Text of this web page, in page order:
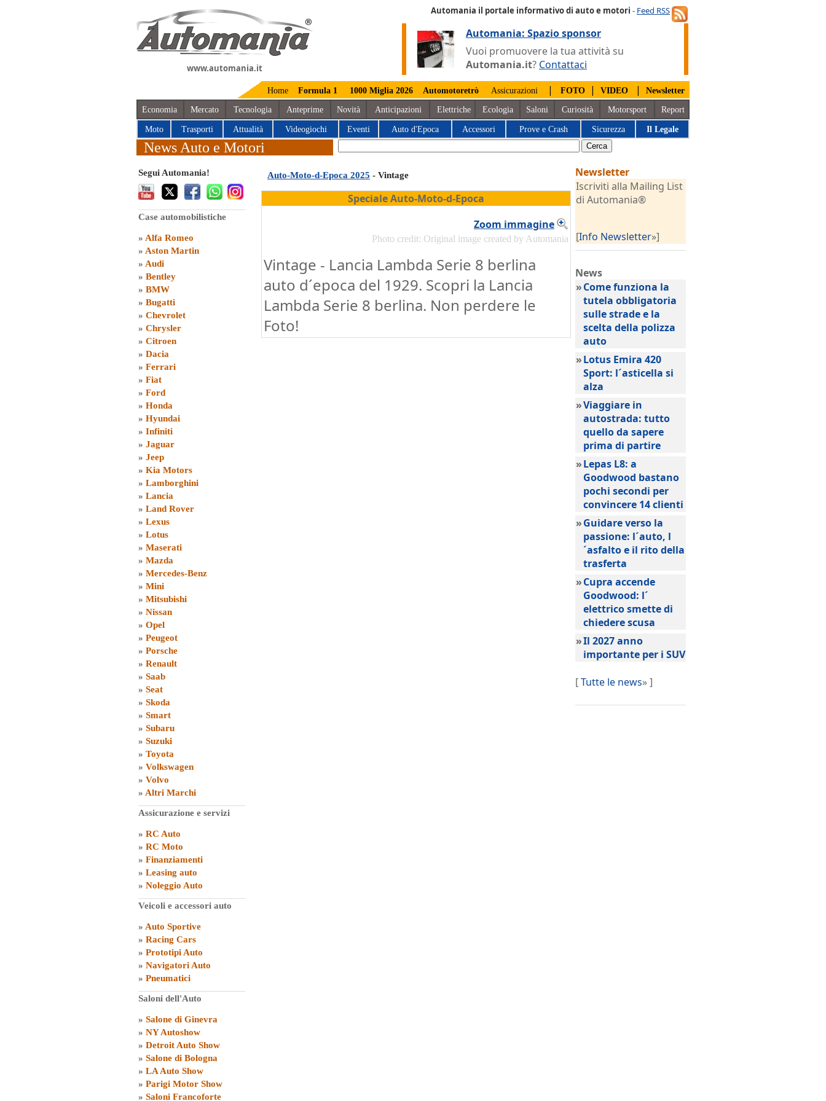
www.automania.it
Automania il portale informativo di auto e motori - Feed RSS
Automania: Spazio sponsor
Vuoi promuovere la tua attività su
Automania.it? Contattaci
Home Formula 1 1000 Miglia 2026 Automotoretrò Assicurazioni | FOTO | VIDEO | Newsletter
Economia Mercato Tecnologia Anteprime Novità Anticipazioni Elettriche Ecologia Saloni Curiosità Motorsport Report
Moto Trasporti Attualità Videogiochi Eventi Auto d'Epoca Accessori Prove e Crash Sicurezza Il Legale
News Auto e Motori
Segui Automania!
Case automobilistiche
» Alfa Romeo
» Aston Martin
» Audi
» Bentley
» BMW
» Bugatti
» Chevrolet
» Chrysler
» Citroen
» Dacia
» Ferrari
» Fiat
» Ford
» Honda
» Hyundai
» Infiniti
» Jaguar
» Jeep
» Kia Motors
» Lamborghini
» Lancia
» Land Rover
» Lexus
» Lotus
» Maserati
» Mazda
» Mercedes-Benz
» Mini
» Mitsubishi
» Nissan
» Opel
» Peugeot
» Porsche
» Renault
» Saab
» Seat
» Skoda
» Smart
» Subaru
» Suzuki
» Toyota
» Volkswagen
» Volvo
» Altri Marchi
Assicurazione e servizi
» RC Auto
» RC Moto
» Finanziamenti
» Leasing auto
» Noleggio Auto
Veicoli e accessori auto
» Auto Sportive
» Racing Cars
» Prototipi Auto
» Navigatori Auto
» Pneumatici
Saloni dell'Auto
» Salone di Ginevra
» NY Autoshow
» Detroit Auto Show
» Salone di Bologna
» LA Auto Show
» Parigi Motor Show
» Saloni Francoforte
Auto-Moto-d-Epoca 2025 - Vintage
Speciale Auto-Moto-d-Epoca
Zoom immagine
Photo credit: Original image created by Automania
Vintage - Lancia Lambda Serie 8 berlina
auto d´epoca del 1929. Scopri la Lancia
Lambda Serie 8 berlina. Non perdere le
Foto!
Newsletter
Iscriviti alla Mailing List
di Automania®
[Info Newsletter»]
News
»Come funziona la
tutela obbligatoria
sulle strade e la
scelta della polizza
auto
»Lotus Emira 420
Sport: l´asticella si
alza
»Viaggiare in
autostrada: tutto
quello da sapere
prima di partire
»Lepas L8: a
Goodwood bastano
pochi secondi per
convincere 14 clienti
»Guidare verso la
passione: l´auto, l
´asfalto e il rito della
trasferta
»Cupra accende
Goodwood: l´
elettrico smette di
chiedere scusa
»Il 2027 anno
importante per i SUV
[Tutte le news» ]